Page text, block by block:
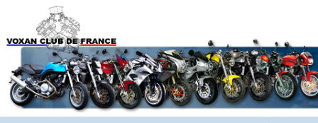
Forums du Voxan Club
de France